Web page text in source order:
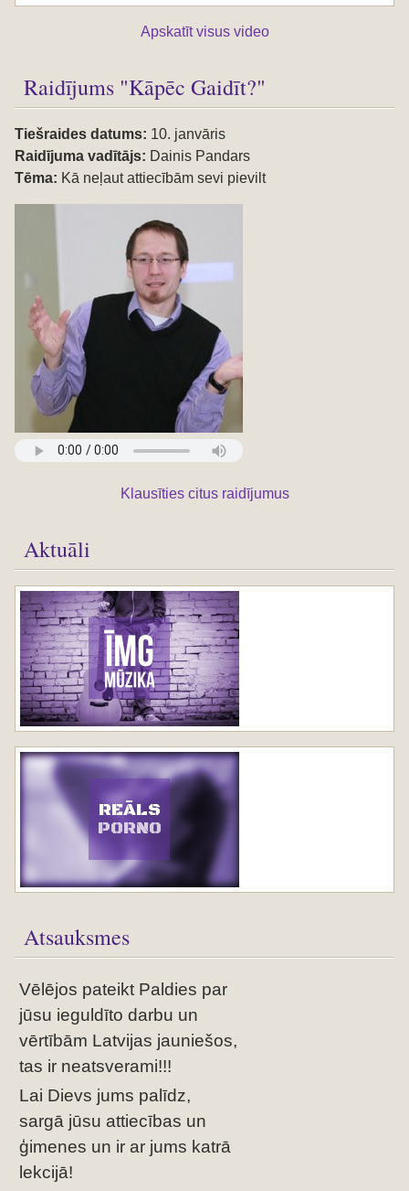
Apskatīt visus video
Raidījums "Kāpēc Gaidīt?"
Tiešraides datums: 10. janvāris
Raidījuma vadītājs: Dainis Pandars
Tēma: Kā neļaut attiecībām sevi pievilt
Klausīties citus raidījumus
Aktuāli
REĀLS
PORNO
Atsauksmes
Vēlējos pateikt Paldies par
jūsu ieguldīto darbu un
vērtībām Latvijas jauniešos,
tas ir neatsverami!!!
Lai Dievs jums palīdz,
sargā jūsu attiecības un
ģimenes un ir ar jums katrā
lekcijā!